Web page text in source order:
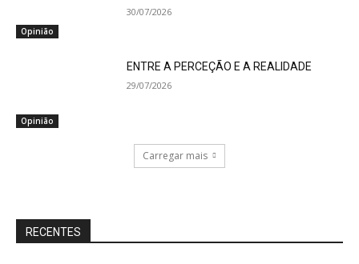
Opinião
30/07/2026
Opinião
ENTRE A PERCEÇÃO E A REALIDADE
29/07/2026
Carregar mais
RECENTES